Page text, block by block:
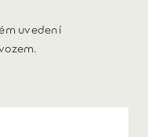
uvedení